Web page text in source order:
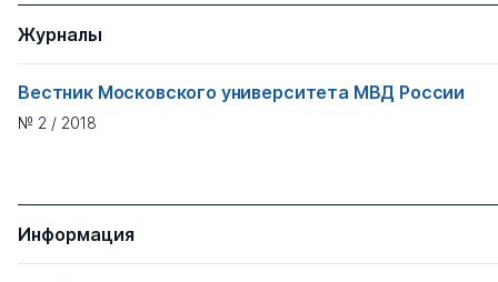
Журналы
Вестник Московского университета МВД России
№ 2 / 2018
Информация